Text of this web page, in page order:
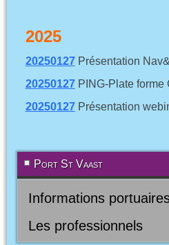
2025
20250127Présentation
20250127PING-Plate forme
20250127Présentation
Port St Vaast
Informations
Les professionnels